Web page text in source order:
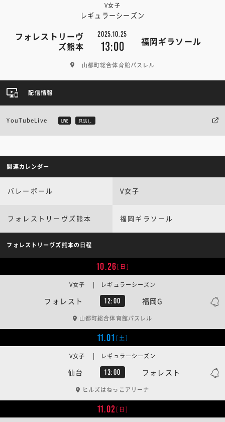
V女子
レギュラーシーズン
フォレストリーヴ
ズ熊本
2025.10.25
13:00 福岡ギラソール
山都町総合体育館パスレル
配信情報
YouTubeLive LIVE 見逃し
関連カレンダー
バレーボール V女子
フォレストリーヴズ熊本 福岡ギラソール
フォレストリーヴズ熊本の日程
10.26[日]
フォレスト 12:00 福岡G
V女子 | レギュラーシーズン
山都町総合体育館パスレル
11.01 [土]
仙台 13:00 フォレスト
V女子 | レギュラーシーズン
ヒルズはねっこアリーナ
11.02[日]